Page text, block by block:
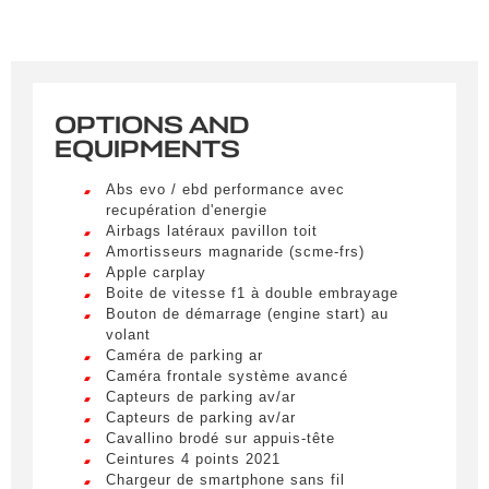
Mr.
Name *
First name
E-mail *
LIVRAISON PARTOUT EN
FRANCE
Lorem ipsum dolor sit amet, consectetur
adipiscing elit. Ut a elit sed nisl pulvinar
egestas a vel nibh. Sed aliquam varius
feugiat. Suspendisse finibus nec nibh eget
ultricies. Mauris et malesuada augue.
Lorem ipsum dolor sit amet, consectetur
adipiscing elit. Ut a elit sed nisl pulvinar
egestas a vel nibh. Sed aliquam varius
feugiat. Suspendisse finibus nec nibh eget
ultricies. Mauris et malesuada augue.
Lorem ipsum dolor sit amet, consectetur
adipiscing elit. Ut a elit sed nisl pulvinar
egestas a vel nibh. Sed aliquam varius
OPTIONS AND
EQUIPMENTS
Abs evo / ebd performance avec
recupération d'energie
Airbags latéraux pavillon toit
Amortisseurs magnaride (scme-frs)
Apple carplay
Boite de vitesse f1 à double embrayage
Bouton de démarrage (engine start) au
volant
Caméra de parking ar
Caméra frontale système avancé
Capteurs de parking av/ar
Capteurs de parking av/ar
Cavallino brodé sur appuis-tête
Ceintures 4 points 2021
Chargeur de smartphone sans fil